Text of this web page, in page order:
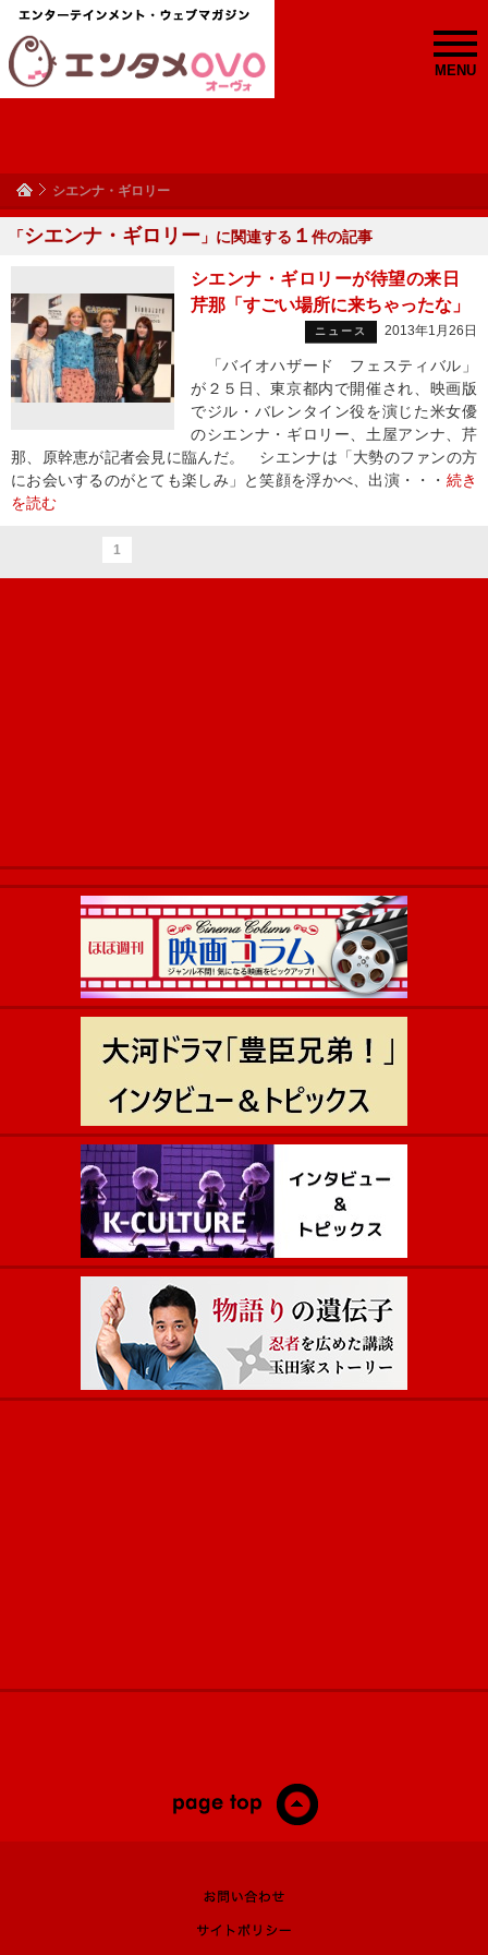
MENU
シエンナ・ギロリー
「シエンナ・ギロリー 」に関連する １ 件の記事
シエンナ・ギロリーが待望の来日
芹那「すごい場所に来ちゃったな」
ニュース 2013年1月26日
「バイオハザード フェスティバル」
が２５日、東京都内で開催され、映画版
でジル・バレンタイン役を演じた米女優
のシエンナ・ギロリー、土屋アンナ、芹
那、原幹恵が記者会見に臨んだ。 シエンナは「大勢のファンの方
にお会いするのがとても楽しみ」と笑顔を浮かべ、出演・・・ 続き
を読む
1